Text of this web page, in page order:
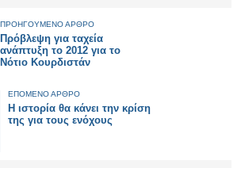
ΠΡΟΗΓΟΥΜΕΝΟ ΑΡΘΡΟ
Πρόβλεψη για ταχεία
ανάπτυξη το 2012 για το
Νότιο Κουρδιστάν
ΕΠΟΜΕΝΟ ΑΡΘΡΟ
Η ιστορία θα κάνει την κρίση
της για τους ενόχους